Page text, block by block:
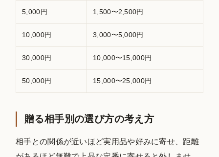
5,000円 1,500〜2,500円
10,000円 3,000〜5,000円
30,000円 10,000〜15,000円
50,000円 15,000〜25,000円
贈る相手別の選び方の考え方
相手との関係が近いほど実用品や好みに寄せ、距離